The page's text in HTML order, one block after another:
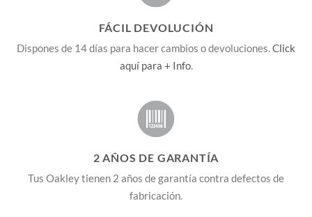
FÁCIL DEVOLUCIÓN
Dispones de 14 días para hacer cambios o devoluciones.Click
aquí para + Info.
2 AÑOS DE GARANTÍA
Tus Oakley tienen 2 años de garantía contra defectos de
fabricación.